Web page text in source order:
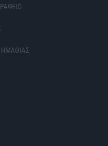
ΗΜΑΘΙΑΣ